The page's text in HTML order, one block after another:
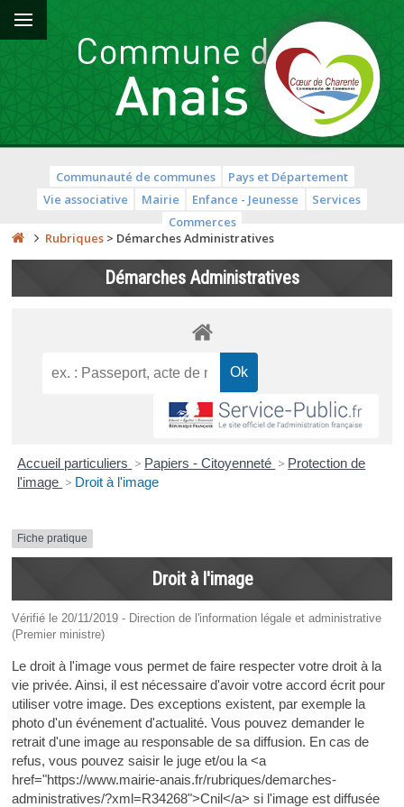
Communauté de communes
Pays et Département
Vie associative
Mairie Enfance - Jeunesse
Services
Commerces
Rubriques > Démarches Administratives
Démarches Administratives
Accueil particuliers > Papiers - Citoyenneté > Protection de
l'image > Droit à l'image
Fiche pratique
Droit à l'image
Vérifié le 20/11/2019 - Direction de l'information légale et administrative
(Premier ministre)
Le droit à l'image vous permet de faire respecter votre droit à la
vie privée. Ainsi, il est nécessaire d'avoir votre accord écrit pour
utiliser votre image. Des exceptions existent, par exemple la
photo d'un événement d'actualité. Vous pouvez demander le
retrait d'une image au responsable de sa diffusion. En cas de
refus, vous pouvez saisir le juge et/ou la <a
href="https://www.mairie-anais.fr/rubriques/demarches-
administratives/?xml=R34268">Cnil</a> si l'image est diffusée